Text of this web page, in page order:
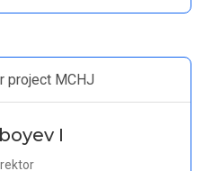
project MCHJ
I